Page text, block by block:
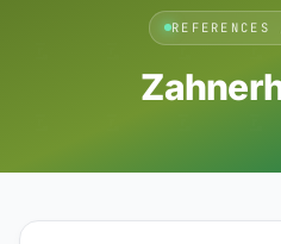
REFERENCES